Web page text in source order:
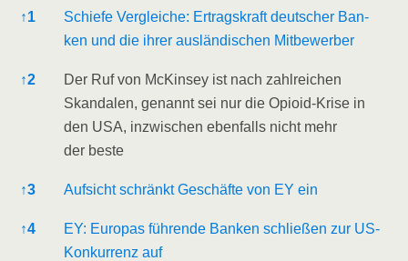
Refe­ren­ces
↑1
Schie­fe Ver­glei­che: Ertrags­kraft deut­scher Ban­
ken und die ihrer aus­län­di­schen Mitbewerber
↑2
Der Ruf von McK­in­sey ist nach zahl­rei­chen
Skan­da­len, genannt sei nur die Opio­id-Kri­se in
den USA, inzwi­schen eben­falls nicht mehr
der beste
↑3 Auf­sicht schränkt Geschäf­te von EY ein
↑4
EY: Euro­pas füh­ren­de Ban­ken schlie­ßen zur US-
Kon­kur­renz auf